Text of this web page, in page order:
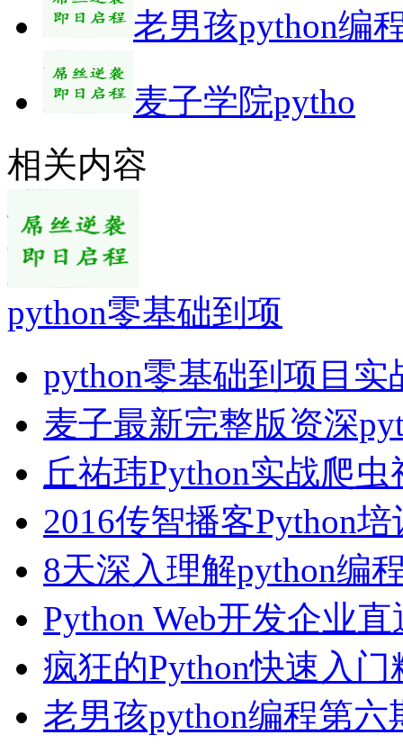
老男孩python编
麦子学院pytho
相关内容
python零基础到项
python零基础到项目实
麦子最新完整版资深
丘祐玮Python实战爬虫
2016传智播客Python
8天深入理解python编
Python Web开发企业
疯狂的Python快速入门
老男孩python编程第六